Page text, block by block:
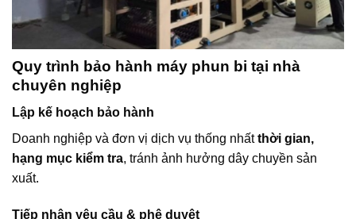
Quy trình bảo hành máy phun bi tại nhà
chuyên nghiệp
Lập kế hoạch bảo hành
Doanh nghiệp và đơn vị dịch vụ thống nhấtthời gian,
hạng mục kiểm tra, tránh ảnh hưởng dây chuyền sản
xuất.
Tiếp nhận yêu cầu & phê duyệt